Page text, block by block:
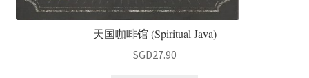
天国咖啡馆 (Spiritual Java)
SGD27.90